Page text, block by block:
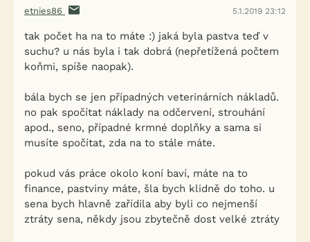
etnies86 5.1.2019 23:12
tak počet ha na to máte :) jaká byla pastva teď v
suchu? u nás byla i tak dobrá (nepřetížená počtem
koňmi, spíše naopak).
bála bych se jen případných veterinárních nákladů.
no pak spočítat náklady na odčervení, strouhání
apod., seno, případné krmné doplňky a sama si
musíte spočítat, zda na to stále máte.
pokud vás práce okolo koní baví, máte na to
finance, pastviny máte, šla bych klidně do toho. u
sena bych hlavně zařídila aby byli co nejmenší
ztráty sena, někdy jsou zbytečně dost velké ztráty